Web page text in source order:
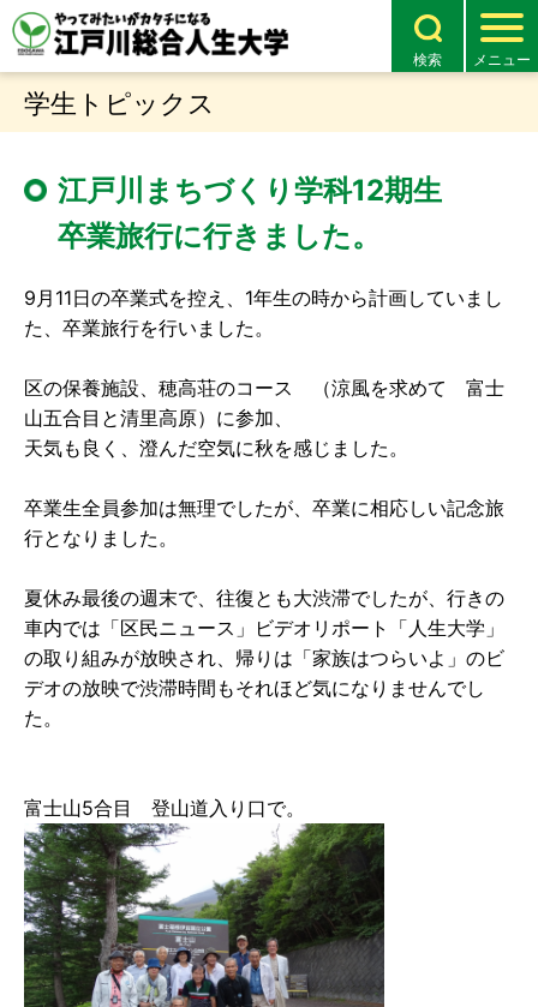
メニュー
検索
学生トピックス
江戸川まちづくり学科12期生
卒業旅行に行きました。
9月11日の卒業式を控え、1年生の時から計画していまし
た、卒業旅行を行いました。
区の保養施設、穂高荘のコース （涼風を求めて 富士
山五合目と清里高原）に参加、
天気も良く、澄んだ空気に秋を感じました。
卒業生全員参加は無理でしたが、卒業に相応しい記念旅
行となりました。
夏休み最後の週末で、往復とも大渋滞でしたが、行きの
車内では「区民ニュース」ビデオリポート「人生大学」
の取り組みが放映され、帰りは「家族はつらいよ」のビ
デオの放映で渋滞時間もそれほど気になりませんでし
た。
富士山5合目 登山道入り口で。